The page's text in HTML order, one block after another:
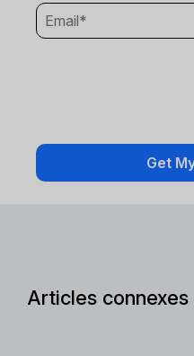
Articles connexes